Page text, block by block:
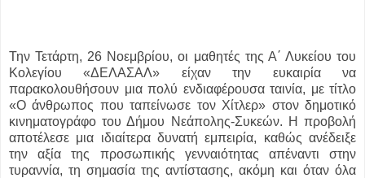
Την Τετάρτη, 26 Νοεμβρίου, οι μαθητές της Α΄ Λυκείου του
Κολεγίου «ΔΕΛΑΣΑΛ» είχαν την ευκαιρία να
παρακολουθήσουν μια πολύ ενδιαφέρουσα ταινία, με τίτλο
«Ο άνθρωπος που ταπείνωσε τον Χίτλερ» στον δημοτικό
κινηματογράφο του Δήμου Νεάπολης-Συκεών. Η προβολή
αποτέλεσε μια ιδιαίτερα δυνατή εμπειρία, καθώς ανέδειξε
την αξία της προσωπικής γενναιότητας απέναντι στην
τυραννία, τη σημασία της αντίστασης, ακόμη και όταν όλα